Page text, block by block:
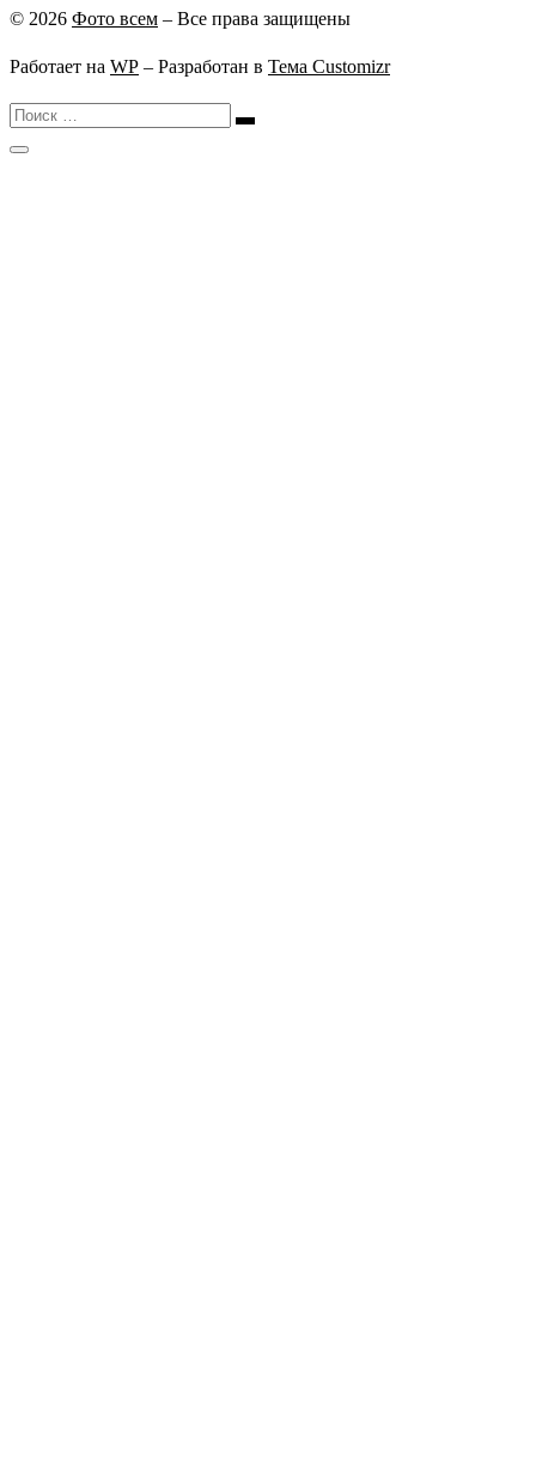
© 2026 Фото всем – Все права защищены
Работает на WP – Разработан в Тема Customizr
Поиск
Поиск